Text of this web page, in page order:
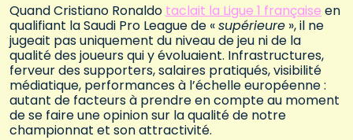
Quand Cristiano Ronaldo taclait la Ligue 1 française en
qualifiant la Saudi Pro League de «supérieure », il ne
jugeait pas uniquement du niveau de jeu ni de la
qualité des joueurs qui y évoluaient. Infrastructures,
ferveur des supporters, salaires pratiqués, visibilité
médiatique, performances à l’échelle européenne :
autant de facteurs à prendre en compte au moment
de se faire une opinion sur la qualité de notre
championnat et son attractivité.